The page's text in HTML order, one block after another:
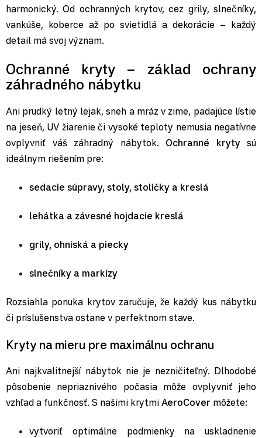
harmonický. Od ochranných krytov, cez grily, slnečníky,
vankúše, koberce až po svietidlá a dekorácie – každý
detail má svoj význam.
Ochranné kryty – základ ochrany
záhradného nábytku
Ani prudký letný lejak, sneh a mráz v zime, padajúce lístie
na jeseň, UV žiarenie či vysoké teploty nemusia negatívne
ovplyvniť váš záhradný nábytok. Ochranné krytysú
ideálnym riešením pre:
sedacie súpravy, stoly, stoličky a kreslá
lehátka a závesné hojdacie kreslá
grily, ohniská a piecky
slnečníky a markízy
Rozsiahla ponuka krytov zaručuje, že každý kus nábytku
či príslušenstva ostane v perfektnom stave.
Kryty na mieru pre maximálnu ochranu
Ani najkvalitnejší nábytok nie je nezničiteľný. Dlhodobé
pôsobenie nepriaznivého počasia môže ovplyvniť jeho
vzhľad a funkčnosť. S našimi krytmi AeroCover môžete:
vytvoriť optimálne podmienky na uskladnenie